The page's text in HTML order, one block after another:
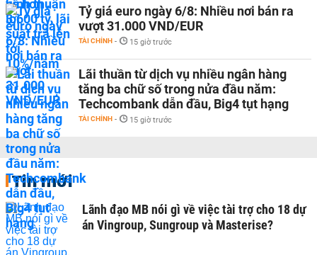
Tỷ giá euro ngày 6/8: Nhiều nơi bán ra
vượt 31.000 VND/EUR
TÀI CHÍNH - 15 giờ trước
Lãi thuần từ dịch vụ nhiều ngân hàng
tăng ba chữ số trong nửa đầu năm:
Techcombank dẫn đầu, Big4 tụt hạng
TÀI CHÍNH - 15 giờ trước
Tin mới
Lãnh đạo MB nói gì về việc tài trợ cho 18 dự
án Vingroup, Sungroup và Masterise?